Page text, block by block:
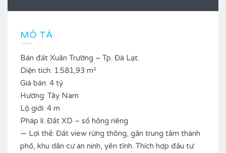
MÔ TẢ
Bán đất Xuân Trường – Tp. Đà Lạt.
Diện tích: 1.581,93 m²
Giá bán: 4 tỷ
Hướng: Tây Nam
Lộ giới: 4 m
Pháp lí: Đất XD – sổ hồng riêng
— Lợi thế: Đất view rừng thông, gần trung tâm thành
phố, khu dân cư an ninh, yên tĩnh. Thích hợp đầu tư